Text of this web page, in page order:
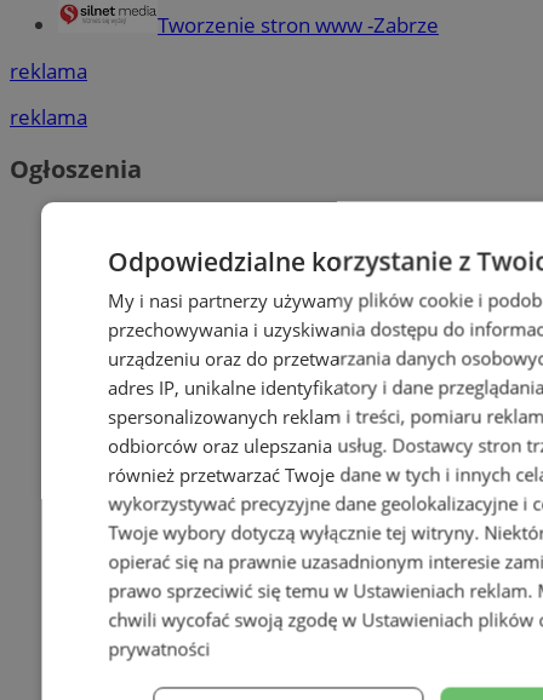
Tworzenie stron www -Zabrze
reklama
reklama
Ogłoszenia
Odpowiedzialne korzystanie z
My i nasi partnerzy używamy plików cookie i
przechowywania i uzyskiwania dostępu do
urządzeniu oraz do przetwarzania danych
adres IP, unikalne identyfikatory i dane
spersonalizowanych reklam i treści, pomiaru
odbiorców oraz ulepszania usług. Dostawcy stron
również przetwarzać Twoje dane w tych i innych
wykorzystywać precyzyjne dane geolokalizacyjne i
Twoje wybory dotyczą wyłącznie tej witryny.
opierać się na prawnie uzasadnionym interesie
prawo sprzeciwić się temu w Ustawieniach reklam.
chwili wycofać swoją zgodę w Ustawieniach plików
prywatności